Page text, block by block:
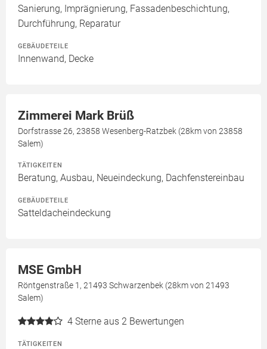
Sanierung, Imprägnierung, Fassadenbeschichtung,
Durchführung, Reparatur
GEBÄUDETEILE
Innenwand, Decke
Zimmerei Mark Brüß
Dorfstrasse 26, 23858 Wesenberg-Ratzbek (28km von 23858
Salem)
TÄTIGKEITEN
Beratung, Ausbau, Neueindeckung, Dachfenstereinbau
GEBÄUDETEILE
Satteldacheindeckung
MSE GmbH
Röntgenstraße 1, 21493 Schwarzenbek (28km von 21493
Salem)
4 Sterne aus 2 Bewertungen
TÄTIGKEITEN